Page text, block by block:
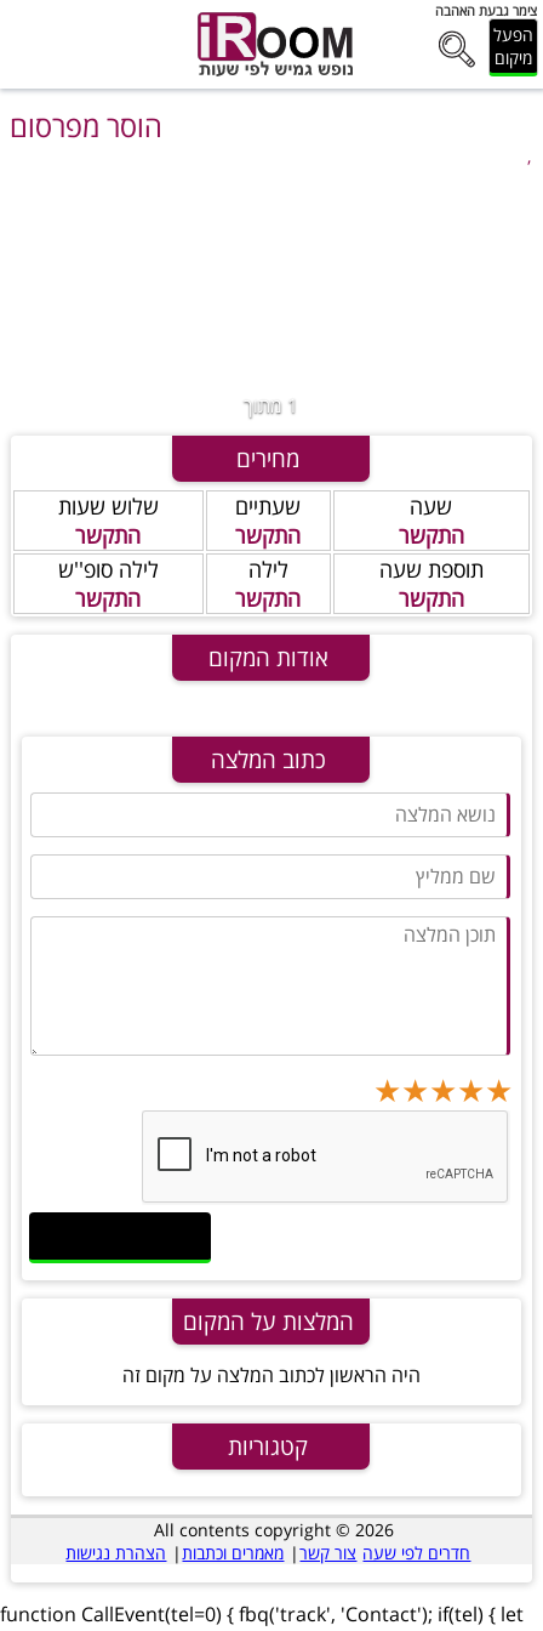
צימר גבעת האהבה
הפעל
מיקום
,
הוסר מפרסום
1 מתוך
מחירים
שעה
התקשר
שעתיים
התקשר
שלוש שעות
התקשר
תוספת שעה
התקשר
לילה
התקשר
לילה סופ''ש
התקשר
אודות המקום
כתוב המלצה
★
★★
★★★
★★★★
★★★★★
המלצות על המקום
היה הראשון לכתוב המלצה על מקום זה
קטגוריות
All contents copyright © 2026
חדרים לפי שעה צור קשר| מאמרים וכתבות| הצהרת נגישות
function CallEvent(tel=0) { fbq('track', 'Contact'); if(tel) { let